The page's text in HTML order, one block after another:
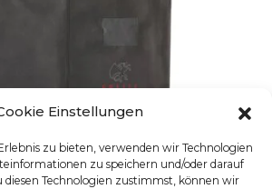
Einstellungen
zu bieten, verwenden wir Technologien
zu speichern und/oder darauf
diesen Technologien zustimmst, können wir